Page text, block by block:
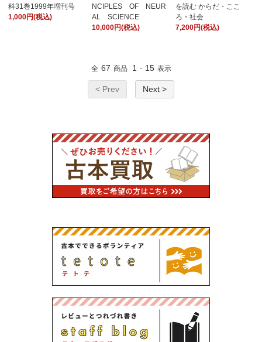
科31巻1999年増刊号
1,000円(税込)
NCIPLES OF NEUR
AL SCIENCE
10,000円(税込)
を読む からだ・ここ
ろ・社会
7,200円(税込)
全 67 商品 1 - 15 表示
< Prev Next >